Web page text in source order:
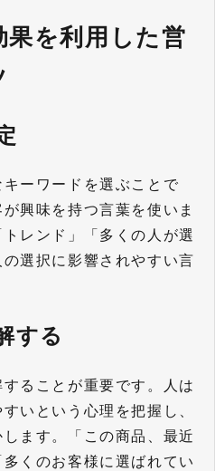
を利用した営
ーワードを選ぶことで
興味を持つ言葉を使いま
レンド」「多くの人が選
選択に影響されやすい言
する
ることが重要です。人は
いという心理を把握し、
ます。「この商品、最近
くのお客様に選ばれてい